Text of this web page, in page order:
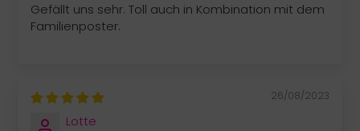
Gefällt uns sehr. Toll auch in Kombination mit dem
Familienposter.
26/08/2023
Lotte